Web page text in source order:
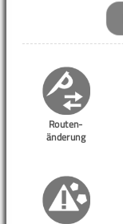
Routen-
änderung